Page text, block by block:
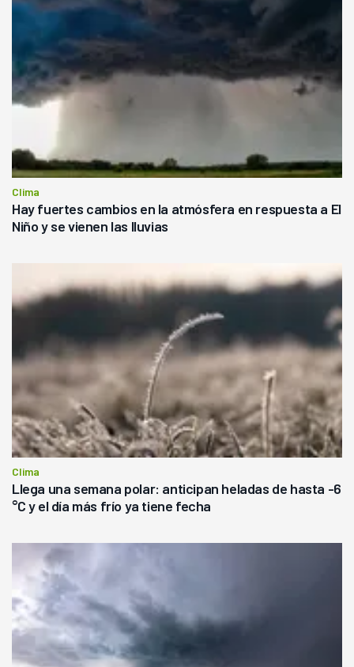
Clima
Hay fuertes cambios en la atmósfera en respuesta a El
Niño y se vienen las lluvias
Clima
Llega una semana polar: anticipan heladas de hasta -6
°C y el día más frío ya tiene fecha